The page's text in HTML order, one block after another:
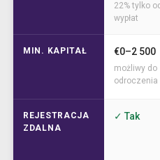
22% tylko od
wypłat
MIN. KAPITAŁ €0–2 500
możliwy do
odroczenia
REJESTRACJA
ZDALNA
✓ Tak